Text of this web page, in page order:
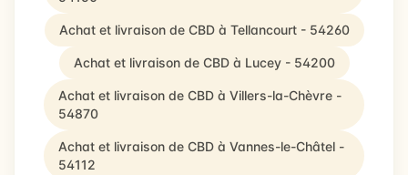
Achat et livraison de CBD à Tellancourt - 54260
Achat et livraison de CBD à Lucey - 54200
Achat et livraison de CBD à Villers-la-Chèvre -
54870
Achat et livraison de CBD à Vannes-le-Châtel -
54112